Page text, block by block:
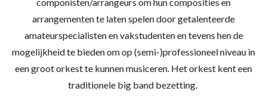
arrangementen te laten spelen door getalenteerde
amateurspecialisten en vakstudenten en tevens hen de
mogelijkheid te bieden om op (semi-)professioneel niveau in
een groot orkest te kunnen musiceren. Het orkest kent een
traditionele big band bezetting.